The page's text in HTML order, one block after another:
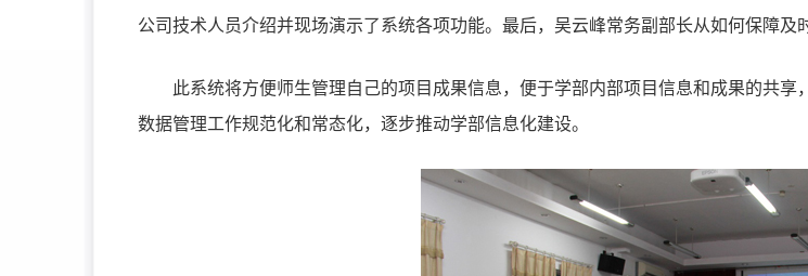
公司技术人员介绍并现场演示了系统各项功能。最后，吴云峰常务副部长从如何保障及
此系统将方便师生管理自己的项目成果信息，便于学部内部项目信息和成果的共
数据管理工作规范化和常态化，逐步推动学部信息化建设。